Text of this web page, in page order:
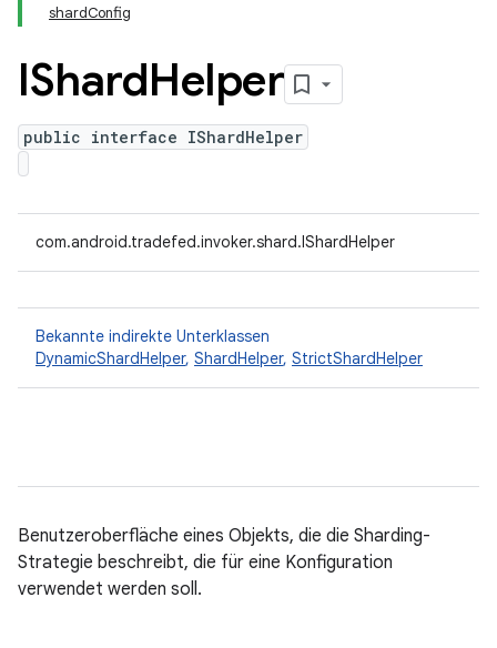
shardConfig
IShardHelper
public interface IShardHelper
com.android.tradefed.invoker.shard.IShardHelper
Bekannte indirekte Unterklassen
DynamicShardHelper, ShardHelper, StrictShardHelper
Benutzeroberfläche eines Objekts, die die Sharding-
Strategie beschreibt, die für eine Konfiguration
verwendet werden soll.